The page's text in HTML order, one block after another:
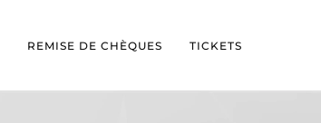
REMISE DE CHÈQUES TICKETS